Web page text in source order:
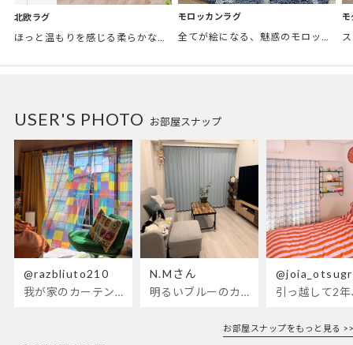
北欧ラグ モロッカンラグ
全てが絵になる、魅惑のモロッカンスタイル。トレンド感あふれるおしゃれな空間づくりに。
お部屋スナップ
USER'S PHOTO
@razbliuto210
我が家のカーテンが新しくなりました🌼早起きが超絶苦手な私が、思わず朝カーテンを開けて光合成するようになったステンドグラスカーテン…！
N.Mさん
明るいブルーのカーテンで、部屋全体が明るく。白を基調とした部屋にぴったりです。
お部屋スナップをもっと見る >>